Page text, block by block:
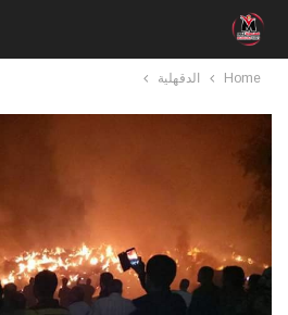
Home الدقهلية